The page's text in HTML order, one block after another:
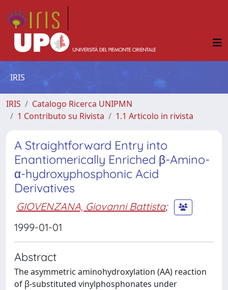
IRIS
IRIS
Catalogo Ricerca UNIPMN
1 Contributo su Rivista
1.1 Articolo in rivista
A Straightforward Entry into
Enantiomerically Enriched β-Amino-
α-hydroxyphosphonic Acid
Derivatives
GIOVENZANA, Giovanni Battista;
1999-01-01
Abstract
The asymmetric aminohydroxylation (AA) reaction
of β-substituted vinylphosphonates under